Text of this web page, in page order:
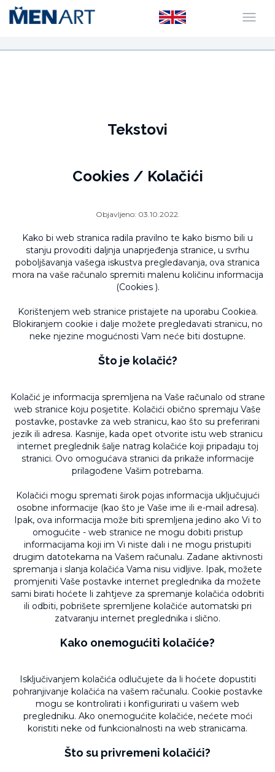
Tekstovi
Cookies / Kolačići
Objavljeno: 03.10.2022.
Kako bi web stranica radila pravilno te kako bismo bili u
stanju provoditi daljnja unaprjeđenja stranice, u svrhu
poboljšavanja vašega iskustva pregledavanja, ova stranica
mora na vaše računalo spremiti malenu količinu informacija
(Cookies ).
Korištenjem web stranice pristajete na uporabu Cookiea.
Blokiranjem cookie i dalje možete pregledavati stranicu, no
neke njezine mogućnosti Vam neće biti dostupne.
Što je kolačić?
Kolačić je informacija spremljena na Vaše računalo od strane
web stranice koju posjetite. Kolačići obično spremaju Vaše
postavke, postavke za web stranicu, kao što su preferirani
jezik ili adresa. Kasnije, kada opet otvorite istu web stranicu
internet preglednik šalje natrag kolačiće koji pripadaju toj
stranici. Ovo omogućava stranici da prikaže informacije
prilagođene Vašim potrebama.
Kolačići mogu spremati širok pojas informacija uključujući
osobne informacije (kao što je Vaše ime ili e-mail adresa).
Ipak, ova informacija može biti spremljena jedino ako Vi to
omogućite - web stranice ne mogu dobiti pristup
informacijama koji im Vi niste dali i ne mogu pristupiti
drugim datotekama na Vašem računalu. Zadane aktivnosti
spremanja i slanja kolačića Vama nisu vidljive. Ipak, možete
promjeniti Vaše postavke internet preglednika da možete
sami birati hoćete li zahtjeve za spremanje kolačića odobriti
ili odbiti, pobrišete spremljene kolačiće automatski pri
zatvaranju internet preglednika i slično.
Kako onemogućiti kolačiće?
Isključivanjem kolačića odlučujete da li hoćete dopustiti
pohranjivanje kolačića na vašem računalu. Cookie postavke
mogu se kontrolirati i konfigurirati u vašem web
pregledniku. Ako onemogućite kolačiće, nećete moći
koristiti neke od funkcionalnosti na web stranicama.
Što su privremeni kolačići?